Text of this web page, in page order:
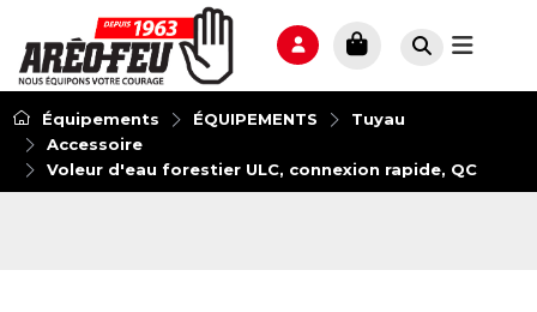
Équipements ÉQUIPEMENTS
Tuyau
Accessoire
Voleur d'eau forestier ULC, connexion rapide, QC